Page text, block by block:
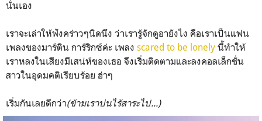
นั่นเอง
เราจะเล่าให้ฟังคร่าวๆนิดนึง ว่าเรารู้จักดูอายังไง คือเราเป็นแฟน
เพลงของมาร์ติน การ์ริกซ์ค่ะ เพลง scared to be lonely นี้ทำให้
เราหลงในเสียงมีเสน่ห์ของเธอ จึงเริ่มติดตามและลงคอลเล็กชั่น
สาวในอุดมคติเรียบร้อย ฮ่าๆ
เริ่มกันเลยดีกว่า(ข้ามเราบ่นไร้สาระไป...)